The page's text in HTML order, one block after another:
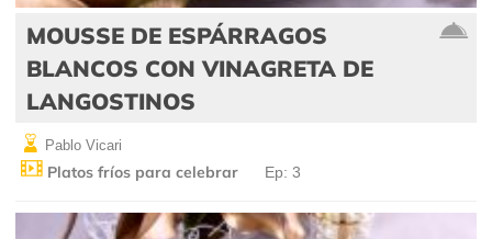
MOUSSE DE ESPÁRRAGOS
BLANCOS CON VINAGRETA DE
LANGOSTINOS
Pablo Vicari
Platos fríos para celebrar Ep: 3